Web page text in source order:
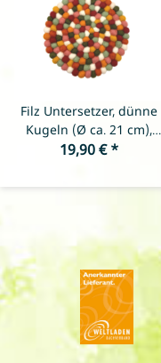
Filz Untersetzer, dünne
Kugeln (Ø ca. 21 cm),
Bollywood dunkel
19,90 €*